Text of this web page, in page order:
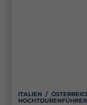
ITALIEN /